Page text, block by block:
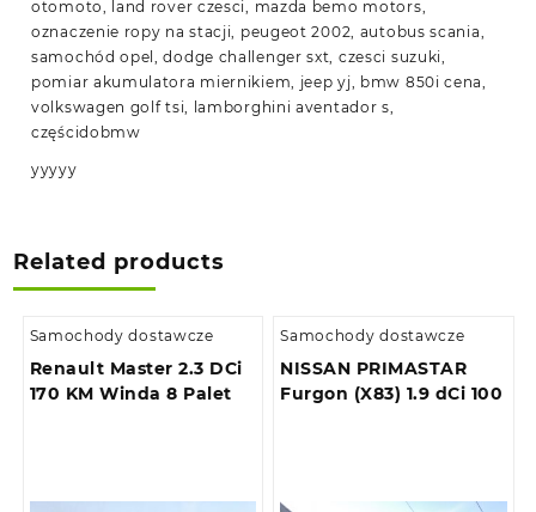
otomoto, land rover czesci, mazda bemo motors,
oznaczenie ropy na stacji, peugeot 2002, autobus scania,
samochód opel, dodge challenger sxt, czesci suzuki,
pomiar akumulatora miernikiem, jeep yj, bmw 850i cena,
volkswagen golf tsi, lamborghini aventador s,
częścidobmw
yyyyy
Related products
Samochody dostawcze
Renault Master 2.3 DCi
170 KM Winda 8 Palet
Samochody dostawcze
NISSAN PRIMASTAR
Furgon (X83) 1.9 dCi 100